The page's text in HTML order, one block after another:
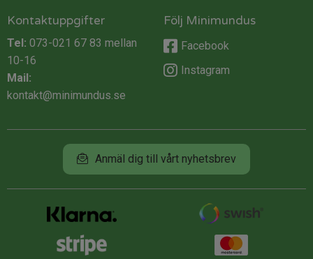
Kontaktuppgifter
Tel: 073-021 67 83 mellan
10-16
Mail:
kontakt@minimundus.se
Följ Minimundus
Facebook
Instagram
Anmäl dig till vårt nyhetsbrev